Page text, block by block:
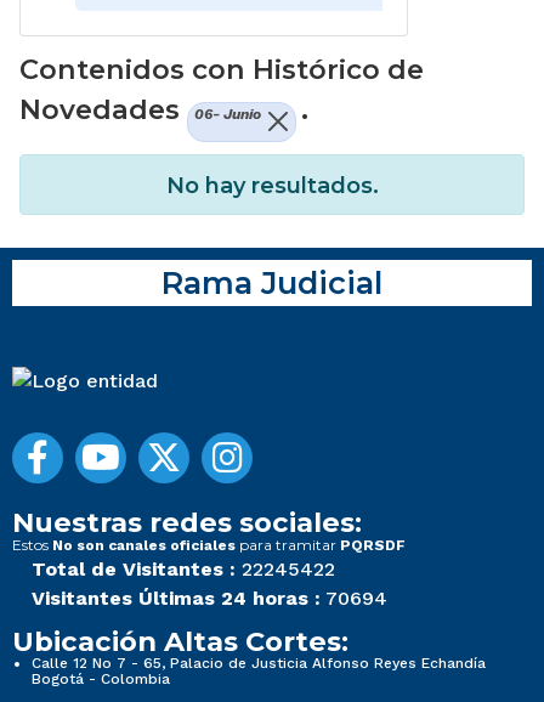
Contenidos con Histórico de
Novedades
06- Junio .
No hay resultados.
Rama Judicial
Nuestras redes sociales:
Estos No son canales oficiales para tramitar PQRSDF
Total de Visitantes : 22245422
Visitantes Últimas 24 horas : 70694
Ubicación Altas Cortes:
Calle 12 No 7 - 65, Palacio de Justicia Alfonso Reyes Echandía
Bogotá - Colombia